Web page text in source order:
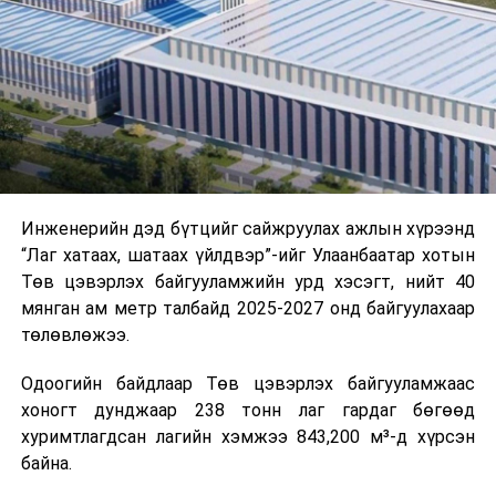
цагийн менежмент, мэдээлэл дамжуулах журам,
холбогдох байгууллагуудын уялдаа холбоо, аюулгүй
ажиллагааны чиглэлээр жолооч нарыг сургалт, арга
зүйгээр хангаж байна.
Мөн зам тээврийн осол, саатал болон бусад эрсдэл,
онцгой нөхцөл үүссэн үед авах арга хэмжээ, ачаалал
өдөр тутмын ажлын бэлэн байдлыг хангах зэрэг
практик ур чадварыг сургалтын хөтөлбөрт тусгажээ.
Сургалтыг танилцуулах лекц, асуулт-хариулт,
жишээнд суурилсан сургалт, багаар ажиллах дасгал,
танилцах, онцгой нөхцөлд ажиллах дадлага зэрэг
онол, практик хосолсон хэлбэрээр зохион байгуулж
байна.
Инженерийн дэд бүтцийг сайжруулах ажлын хүрээнд
“Лаг хатаах, шатаах үйлдвэр”-ийг Улаанбаатар хотын
Төв цэвэрлэх байгууламжийн урд хэсэгт, нийт 40
мянган ам метр талбайд 2025-2027 онд байгуулахаар
төлөвлөжээ.
Одоогийн байдлаар Төв цэвэрлэх байгууламжаас
хоногт дунджаар 238 тонн лаг гардаг бөгөөд
хуримтлагдсан лагийн хэмжээ 843,200 м³-д хүрсэн
байна.